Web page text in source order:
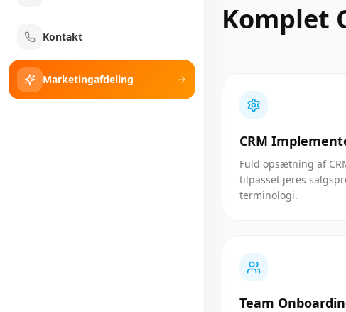
Kontakt
Marketingafdeling
Komplet
CRM
Fuld opsætning af
tilpasset jeres
terminologi.
Team